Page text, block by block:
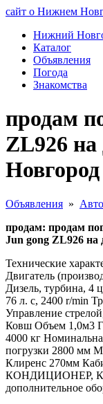
сайт о Нижнем
Нижний
Каталог
Объявления
Погода
Знакомства
продам
ZL926
Новгород
Объявления » Авто
продам: продам
Jun gong ZL926 на
Технические
Двигатель
Дизель, турбина, 4
76 л. с, 2400 r/min
Управление
Ковш Объем 1,0м3
4000 кг
погрузки 2800 мм
Клиренс 270мм
КОНДИЦИОНЕР,
дополнительное